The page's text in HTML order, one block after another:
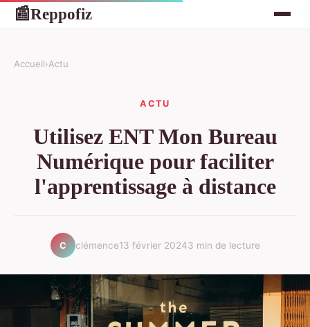
📰Reppofiz
Accueil›Actu
ACTU
Utilisez ENT Mon Bureau
Numérique pour faciliter
l'apprentissage à distance
C clémence13 février 20243 min de lecture